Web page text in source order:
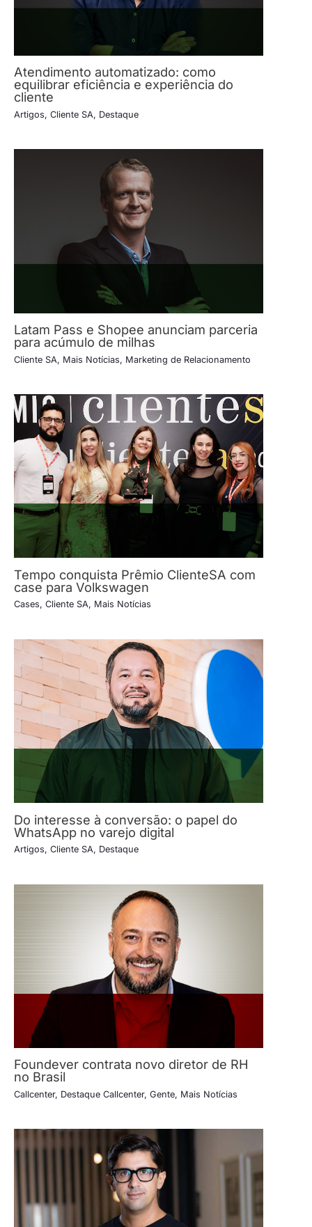
Atendimento automatizado: como
equilibrar eficiência e experiência do
cliente
Artigos, Cliente SA, Destaque
Latam Pass e Shopee anunciam parceria
para acúmulo de milhas
Cliente SA, Mais Notícias, Marketing de Relacionamento
Tempo conquista Prêmio ClienteSA com
case para Volkswagen
Cases, Cliente SA, Mais Notícias
Do interesse à conversão: o papel do
WhatsApp no varejo digital
Artigos, Cliente SA, Destaque
Foundever contrata novo diretor de RH
no Brasil
Callcenter, Destaque Callcenter, Gente, Mais Notícias